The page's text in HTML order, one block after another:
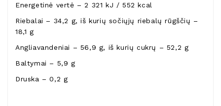
Energetinė vertė – 2 321 kJ / 552 kcal
Riebalai – 34,2 g, iš kurių sočiųjų riebalų rūgščių –
18,1 g
Angliavandeniai – 56,9 g, iš kurių cukrų – 52,2 g
Baltymai – 5,9 g
Druska – 0,2 g